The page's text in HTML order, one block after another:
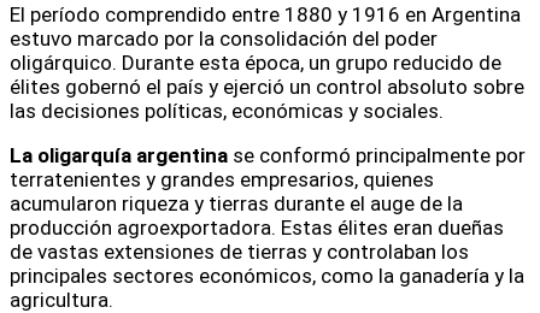
El período comprendido entre 1880 y 1916 en Argentina
estuvo marcado por la consolidación del poder
oligárquico. Durante esta época, un grupo reducido de
élites gobernó el país y ejerció un control absoluto sobre
las decisiones políticas, económicas y sociales.
La oligarquía argentina se conformó principalmente por
terratenientes y grandes empresarios, quienes
acumularon riqueza y tierras durante el auge de la
producción agroexportadora. Estas élites eran dueñas
de vastas extensiones de tierras y controlaban los
principales sectores económicos, como la ganadería y la
agricultura.